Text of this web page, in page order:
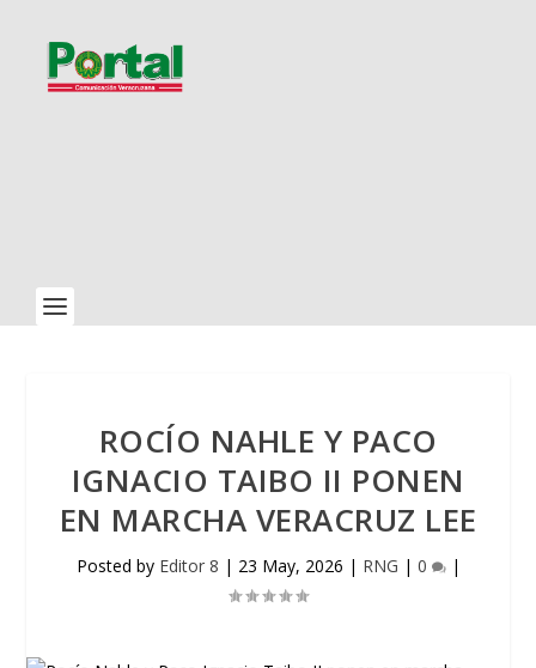
ROCÍO NAHLE Y PACO
IGNACIO TAIBO II PONEN
EN MARCHA VERACRUZ LEE
Posted by Editor 8 | 23 May, 2026 | RNG | 0 |